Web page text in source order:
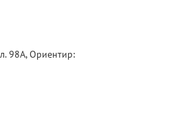
98А, Ориентир: